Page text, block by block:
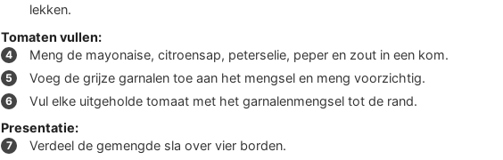
lekken.
Tomaten vullen:
Meng de mayonaise, citroensap, peterselie, peper en zout in een kom.
Voeg de grijze garnalen toe aan het mengsel en meng voorzichtig.
Vul elke uitgeholde tomaat met het garnalenmengsel tot de rand.
Presentatie:
Verdeel de gemengde sla over vier borden.